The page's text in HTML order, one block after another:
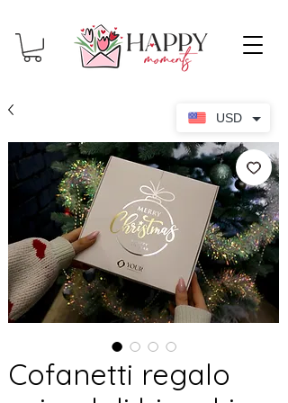
Cofanetti regalo
USD